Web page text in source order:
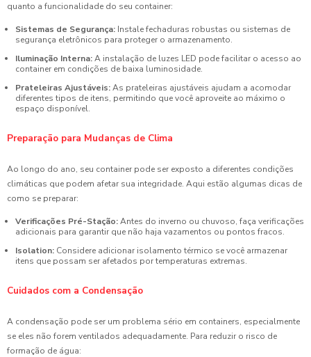
quanto a funcionalidade do seu container:
Sistemas de Segurança: Instale fechaduras robustas ou sistemas de
segurança eletrônicos para proteger o armazenamento.
Iluminação Interna:A instalação de luzes LED pode facilitar o acesso ao
container em condições de baixa luminosidade.
Prateleiras Ajustáveis:As prateleiras ajustáveis ajudam a acomodar
diferentes tipos de itens, permitindo que você aproveite ao máximo o
espaço disponível.
Preparação para Mudanças de Clima
Ao longo do ano, seu container pode ser exposto a diferentes condições
climáticas que podem afetar sua integridade. Aqui estão algumas dicas de
como se preparar:
Verificações Pré-Stação:Antes do inverno ou chuvoso, faça verificações
adicionais para garantir que não haja vazamentos ou pontos fracos.
Isolation: Considere adicionar isolamento térmico se você armazenar
itens que possam ser afetados por temperaturas extremas.
Cuidados com a Condensação
A condensação pode ser um problema sério em containers, especialmente
se eles não forem ventilados adequadamente. Para reduzir o risco de
formação de água: